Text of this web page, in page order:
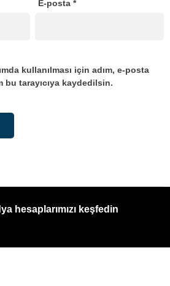
E-posta*
kullanılması için adım, e-posta
bu tarayıcıya kaydedilsin.
hesaplarımızı keşfedin